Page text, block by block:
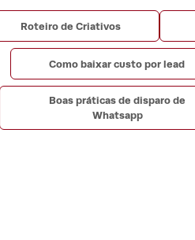
Roteiro de Criativos
Como baixar custo por lead
Boas práticas de disparo de
Whatsapp